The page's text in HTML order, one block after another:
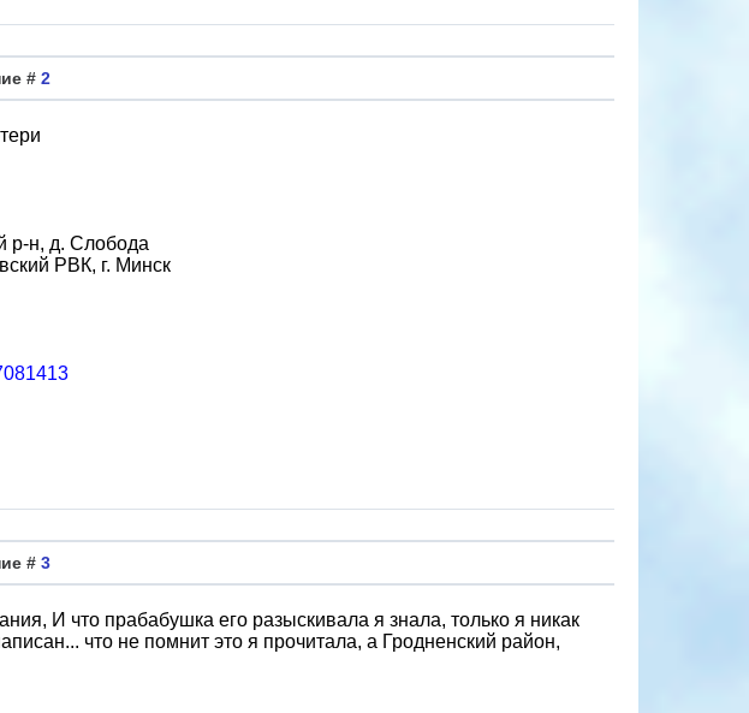
# 2
р-н, д. Слобода
РВК, г. Минск
# 3
И что прабабушка его разыскивала я знала, только я никак
что не помнит это я прочитала, а Гродненский район,